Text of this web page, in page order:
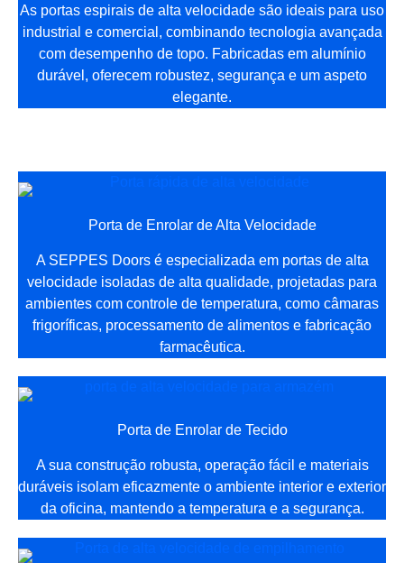
As portas espirais de alta velocidade são ideais para uso
industrial e comercial, combinando tecnologia avançada
com desempenho de topo. Fabricadas em alumínio
durável, oferecem robustez, segurança e um aspeto
elegante.
Porta de Enrolar de Alta Velocidade
A SEPPES Doors é especializada em portas de alta
velocidade isoladas de alta qualidade, projetadas para
ambientes com controle de temperatura, como câmaras
frigoríficas, processamento de alimentos e fabricação
farmacêutica.
Porta de Enrolar de Tecido
A sua construção robusta, operação fácil e materiais
duráveis isolam eficazmente o ambiente interior e exterior
da oficina, mantendo a temperatura e a segurança.